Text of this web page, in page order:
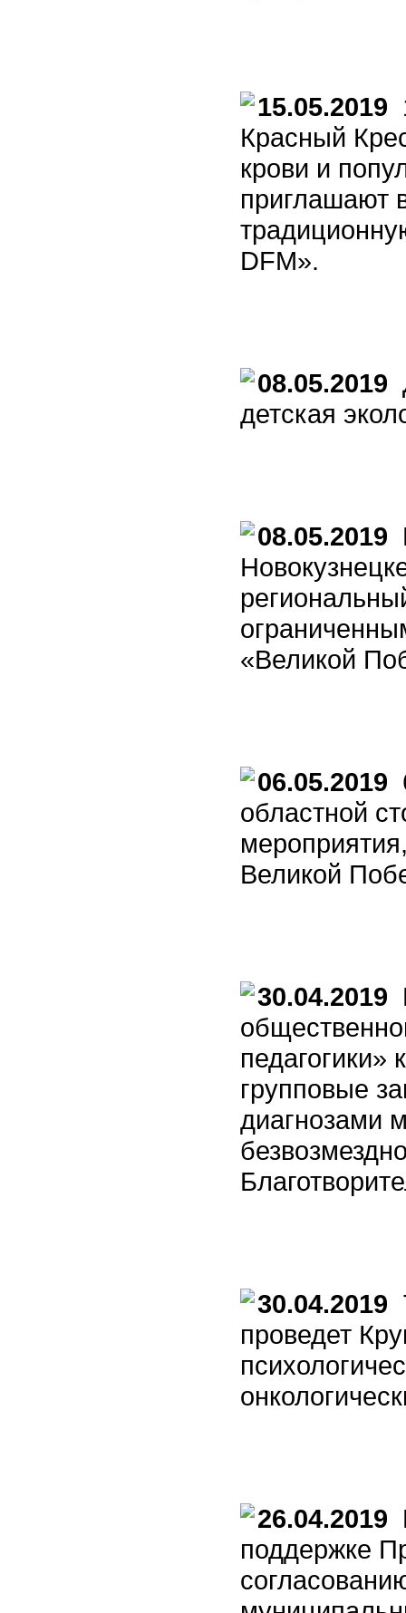
15.05.2019
Красный
крови и
приглашают
DFM».
08.05.2019
детская
08.05.2019
«Великой
06.05.2019
областной
Великой
30.04.2019
педагогики»
групповые
диагнозами
30.04.2019
проведет
26.04.2019
поддержке